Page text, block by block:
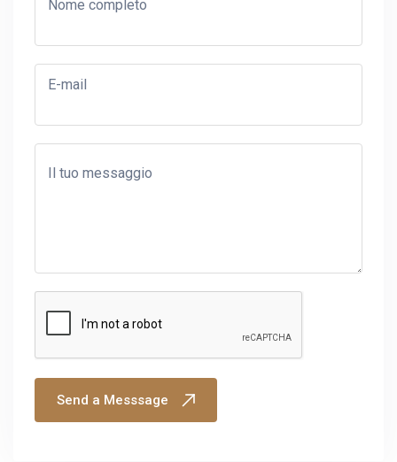
Nome completo
E-mail
Il tuo messaggio
Send a Messsage